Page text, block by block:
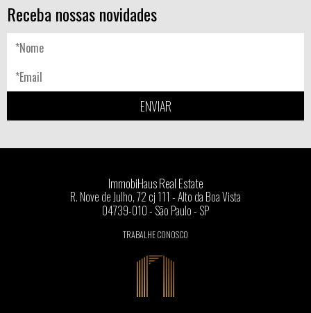
Receba nossas novidades
ENVIAR
ImmobiHaus Real Estate
R. Nove de Julho, 72 cj 111 - Alto da Boa Vista
04739-010 - São Paulo - SP
TRABALHE CONOSCO